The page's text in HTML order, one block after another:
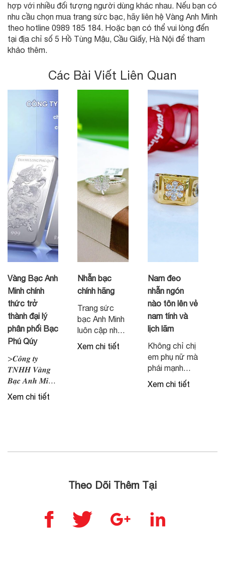
hợp với nhiều đối tượng người dùng khác nhau. Nếu bạn có
nhu cầu chọn mua trang sức bạc, hãy liên hệ Vàng Anh Minh
theo hotline 0989 185 184. Hoặc bạn có thể vui lòng đến
tại địa chỉ số 5 Hồ Tùng Mậu, Cầu Giấy, Hà Nội để tham
khảo thêm.
Các Bài Viết Liên Quan
Vàng Bạc Anh
Minh chính
thức trở
thành đại lý
phân phối Bạc
Phú Qúy
>𝑪𝒐̂𝒏𝒈 𝒕𝒚
𝑻𝑵𝑯𝑯 𝑽𝒂̀𝒏𝒈
𝑩𝒂̣𝒄 𝑨𝒏𝒉 𝑴𝒊𝒏𝒉
𝒄𝒉𝒊́𝒏𝒉 𝒕𝒉𝒖̛́𝒄 𝒍𝒂̀
đ𝒂̣𝒊 𝒍𝒚́ 𝒖𝒚̉ 𝒒𝒖𝒚𝒆̂̀𝒏
chính thức tại
Xem chi tiết
Nhẫn bạc
chính hãng
Trang sức
bạc Anh Minh
luôn cập nhật
mẫu mã mới
nhất
Xem chi tiết
Nam đeo
nhẫn ngón
nào tôn lên vẻ
nam tính và
lịch lãm
Không chỉ chị
em phụ nữ mà
phái mạnh
cũng có thể
chọn lựa đeo
hiện sự nam
tính? Việc hiểu
từng vị trí đeo
nhẫn sẽ giúp
Xem chi tiết
Theo Dõi Thêm Tại